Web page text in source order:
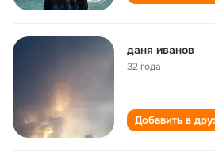
даня иванов
32 года
Добавить в